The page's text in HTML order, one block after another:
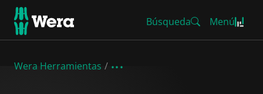
Búsqueda Menú
Wera Herramientas